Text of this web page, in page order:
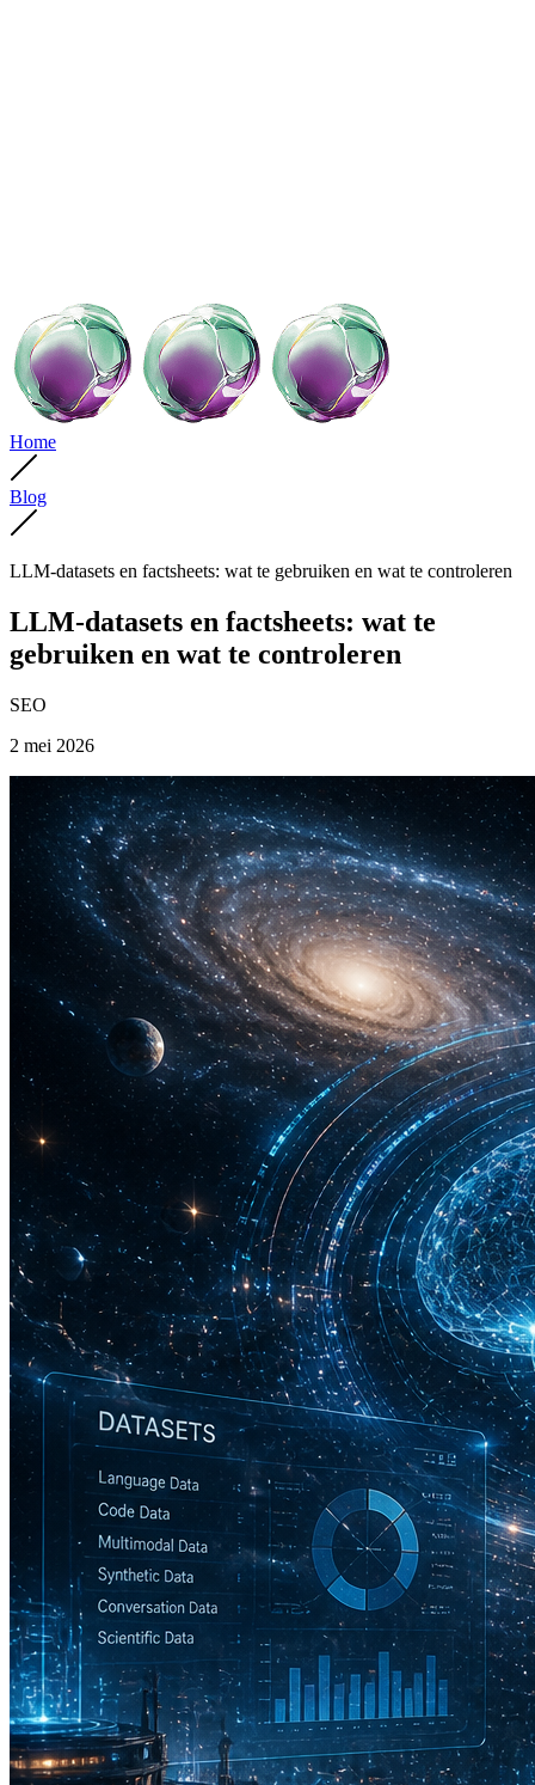
Home
Blog
LLM-datasets en factsheets: wat te gebruiken en wat te controleren
LLM-datasets en factsheets: wat te
gebruiken en wat te controleren
SEO
2 mei 2026